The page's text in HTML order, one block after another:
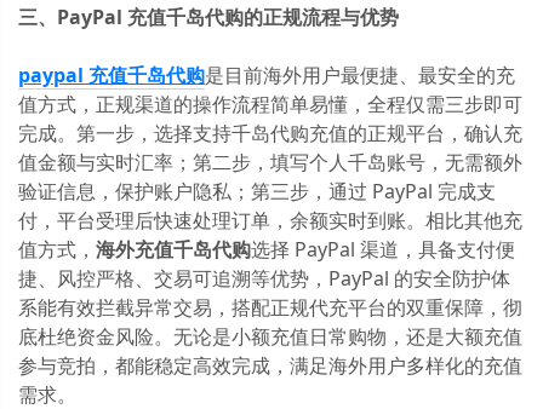
三、PayPal 充值千岛代购的正规流程与优势
paypal 充值千岛代购是目前海外用户最便捷、最安全的充
值方式，正规渠道的操作流程简单易懂，全程仅需三步即可
完成。第一步，选择支持千岛代购充值的正规平台，确认充
值金额与实时汇率；第二步，填写个人千岛账号，无需额外
验证信息，保护账户隐私；第三步，通过 PayPal 完成支
付，平台受理后快速处理订单，余额实时到账。相比其他充
值方式， 海外充值千岛代购选择 PayPal 渠道，具备支付便
捷、风控严格、交易可追溯等优势，PayPal 的安全防护体
系能有效拦截异常交易，搭配正规代充平台的双重保障，彻
底杜绝资金风险。无论是小额充值日常购物，还是大额充值
参与竞拍，都能稳定高效完成，满足海外用户多样化的充值
需求。